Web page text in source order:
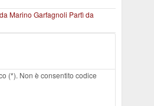
Marino Garfagnoli Partì da
(*). Non è consentito codice